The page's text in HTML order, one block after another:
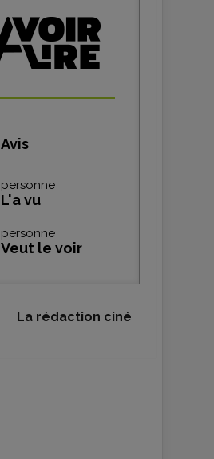
Avis
personne
L'a vu
personne
Veut le voir
La rédaction ciné